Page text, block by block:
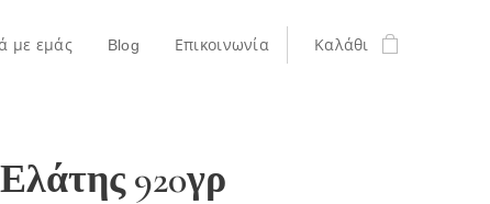
με εμάς Blog Επικοινωνία Καλάθι
920γρ